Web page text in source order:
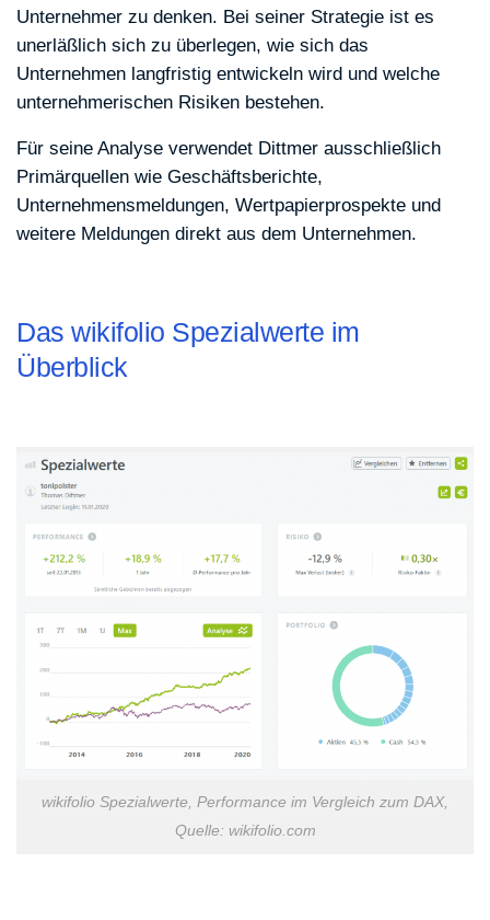
Unternehmer zu denken. Bei seiner Strategie ist es
unerläßlich sich zu überlegen, wie sich das
Unternehmen langfristig entwickeln wird und welche
unternehmerischen Risiken bestehen.
Für seine Analyse verwendet Dittmer ausschließlich
Primärquellen wie Geschäftsberichte,
Unternehmensmeldungen, Wertpapierprospekte und
weitere Meldungen direkt aus dem Unternehmen.
Das wikifolio Spezialwerte im
Überblick
wikifolio Spezialwerte, Performance im Vergleich zum DAX,
Quelle: wikifolio.com